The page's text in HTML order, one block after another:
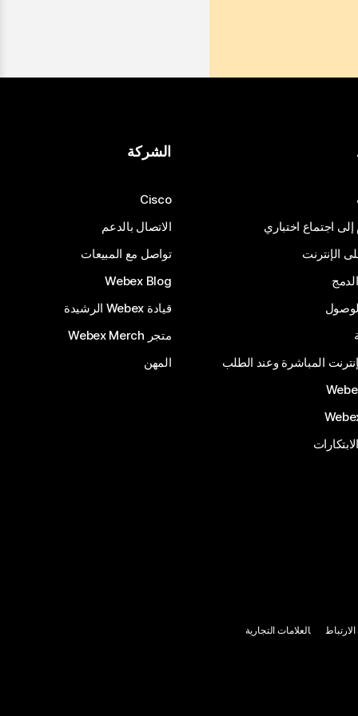
إلى اجتماع اختباري
الإنترنت
المباشرة وعند الطلب
الشركة
Cisco
الاتصال بالدعم
تواصل مع المبيعات
Webex Blog
قيادة Webex الرشيدة
متجر Webex Merch
المهن
العلامات التجارية